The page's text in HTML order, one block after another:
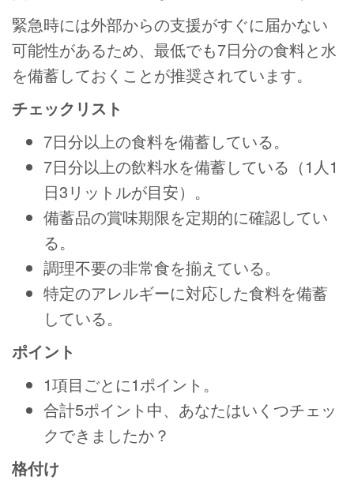
緊急時には外部からの支援がすぐに届かない
可能性があるため、最低でも7日分の食料と水
を備蓄しておくことが推奨されています。
チェックリスト
7日分以上の食料を備蓄している。
7日分以上の飲料水を備蓄している（1人1
日3リットルが目安）。
備蓄品の賞味期限を定期的に確認してい
る。
調理不要の非常食を揃えている。
特定のアレルギーに対応した食料を備蓄
している。
ポイント
1項目ごとに1ポイント。
合計5ポイント中、あなたはいくつチェッ
クできましたか？
格付け